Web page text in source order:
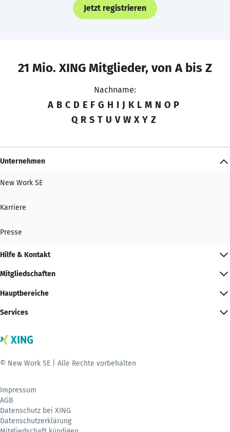
Jetzt registrieren
21 Mio. XING Mitglieder, von A bis Z
Nachname:
A B C D E F G H I J K L M N O P
Q R S T U V W X Y Z
Unternehmen
New Work SE
Karriere
Presse
Hilfe & Kontakt
Mitgliedschaften
Hauptbereiche
Services
© New Work SE | Alle Rechte vorbehalten
Impressum
AGB
Datenschutz bei XING
Datenschutzerklärung